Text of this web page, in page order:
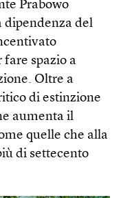
Prabowo
dipendenza del
spazio a
Oltre a
di estinzione
aumenta il
quelle che alla
di settecento